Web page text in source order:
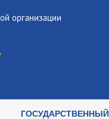
организации